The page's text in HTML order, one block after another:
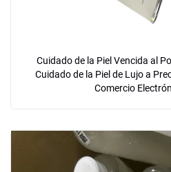
Cuidado de la Piel Vencida al
Cuidado de la Piel de Lujo a
Comercio